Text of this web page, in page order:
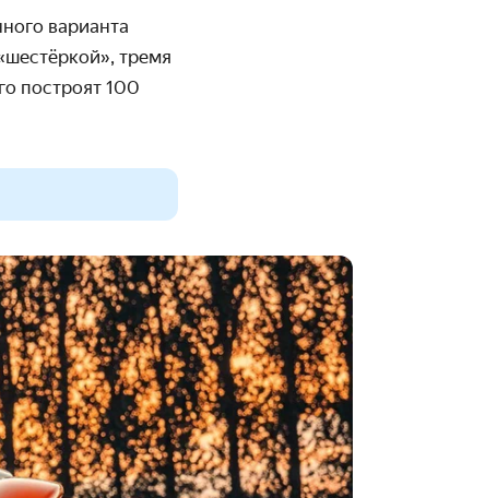
варианта
тремя
построят 100